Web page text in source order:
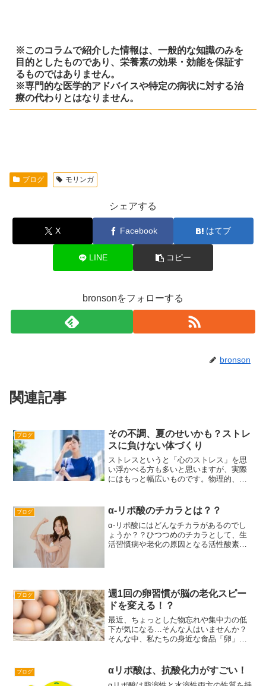
※このコラムで紹介した情報は、一般的な知識のみを
目的としたものであり、栄養素の効果・効能を保証す
るものではありません。
※専門的な医学的アドバイスや特定の病状に対する治
療の代わりとはなりません。
ブログ モリンガ
シェアする
X Facebook はてブ
LINE コピー
bronsonをフォローする
bronson
関連記事
ブログ
その不調、夏のせいかも？ストレ
スに負けない体づくり
ストレスというと「心のストレス」を思
い浮かべる方も多いと思いますが、実際
にはもっと幅広いものです。物理的、化
は、気づかぬうちに多くのストレスが積
み重なる季節でもあります。...
ブログ α-リポ酸のチカラとは？？
α-リポ酸にはどんなチカラがあるのでし
ょうか？？ひつつめのチカラとして、生
活習慣病や老化の原因となる活性酸素を
ブログ
週1回の卵習慣が脳の老化スピー
ドを変える！？
最近、ちょっとした物忘れや集中力の低
下が気になる…そんな人はいませんか？
そんな中、私たちの身近な食品「卵」に
アルツハイマー型認知症の発症リスクが
大幅に低下することを明...
ブログ αリポ酸は、抗酸化力がすごい！